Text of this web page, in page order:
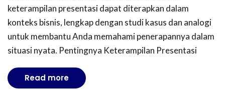
keterampilan presentasi dapat diterapkan dalam
konteks bisnis, lengkap dengan studi kasus dan analogi
untuk membantu Anda memahami penerapannya dalam
situasi nyata. Pentingnya Keterampilan Presentasi
Read more